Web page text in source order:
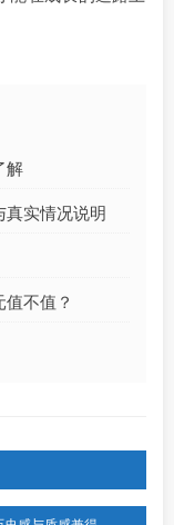
解
实情况说明
不值？